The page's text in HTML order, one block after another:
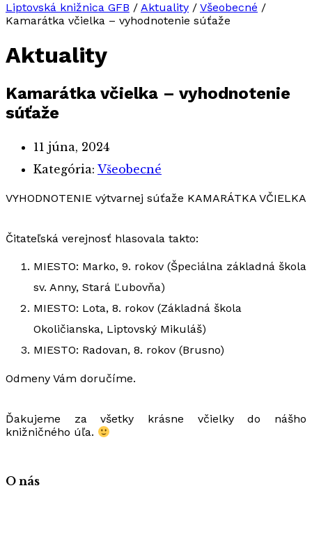
Liptovská knižnica GFB / Aktuality / Všeobecné /
Kamarátka včielka – vyhodnotenie súťaže
Aktuality
Kamarátka včielka – vyhodnotenie
súťaže
11 júna, 2024
Kategória: Všeobecné
VYHODNOTENIE výtvarnej súťaže KAMARÁTKA VČIELKA
Čitateľská verejnosť hlasovala takto:
MIESTO: Marko, 9. rokov (Špeciálna základná škola
sv. Anny, Stará Ľubovňa)
MIESTO: Lota, 8. rokov (Základná škola
Okoličianska, Liptovský Mikuláš)
MIESTO: Radovan, 8. rokov (Brusno)
Odmeny Vám doručíme.
Ďakujeme za všetky krásne včielky do nášho
knižničného úľa.
O nás